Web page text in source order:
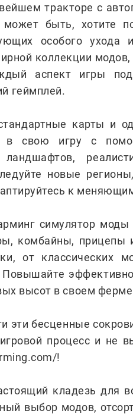
тракторе с
быть, хотите
особого ухода
коллекции
аспект игры
геймплей.
карты и
в свою игру с
ландшафтов,
новые
к
симулятор моды
комбайны, прицепы
от
Повышайте
высот в своем
эти бесценные
процесс и не
!
кладезь для
выбор модов,